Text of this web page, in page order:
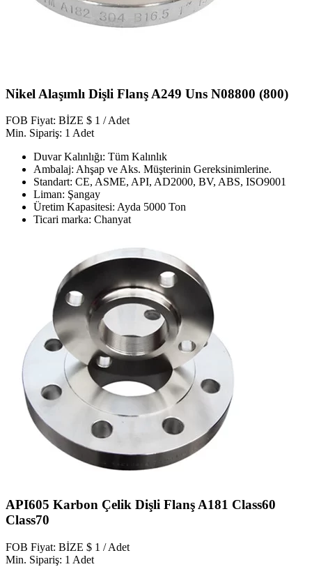
Nikel Alaşımlı Dişli Flanş A249 Uns N08800 (800)
FOB Fiyat: BİZE $ 1 / Adet
Min. Sipariş: 1 Adet
Duvar Kalınlığı: Tüm Kalınlık
Ambalaj: Ahşap ve Aks. Müşterinin Gereksinimlerine.
Standart: CE, ASME, API, AD2000, BV, ABS, ISO9001
Liman: Şangay
Üretim Kapasitesi: Ayda 5000 Ton
Ticari marka: Chanyat
API605 Karbon Çelik Dişli Flanş A181 Class60
Class70
FOB Fiyat: BİZE $ 1 / Adet
Min. Sipariş: 1 Adet